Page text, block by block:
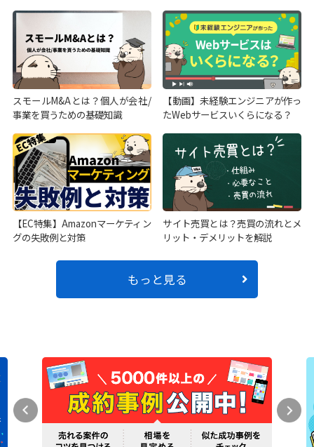
スモールM&Aとは？個人が会社/
事業を買うための基礎知識
【動画】未経験エンジニアが作っ
たWebサービスいくらになる？
【EC特集】Amazonマーケティン
グの失敗例と対策
サイト売買とは？売買の流れとメ
リット・デメリットを解説
もっと見る